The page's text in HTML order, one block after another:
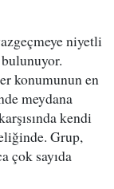
niyetli
konumunun en
meydana
kendi
Grup,
çok sayıda